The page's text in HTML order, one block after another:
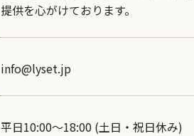
提供を心がけております。
info@lyset.jp
平日10:00～18:00 (土日・祝日休み)